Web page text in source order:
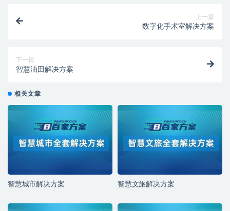
上一篇
数字化手术室解决方案
下一篇
智慧油田解决方案
相关文章
智慧城市解决方案 智慧文旅解决方案